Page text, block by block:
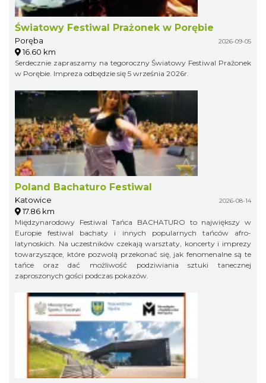
Światowy Festiwal Prażonek w Porębie
Poręba 2026-09-05
16.60 km
Serdecznie zapraszamy na tegoroczny Światowy Festiwal Prażonek
w Porębie. Impreza odbędzie się 5 września 2026r.
Poland Bachaturo Festiwal
Katowice 2026-08-14
17.86 km
Międzynarodowy Festiwal Tańca BACHATURO to największy w
Europie festiwal bachaty i innych popularnych tańców afro-
latynoskich. Na uczestników czekają warsztaty, koncerty i imprezy
towarzyszące, które pozwolą przekonać się, jak fenomenalne są te
tańce oraz dać możliwość podziwiania sztuki tanecznej
zaproszonych gości podczas pokazów.